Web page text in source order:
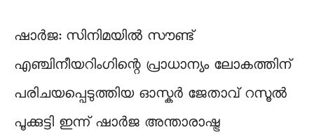
ഷാർജ: സിനിമയില്‍ സൗണ്ട്
എഞ്ചിനീയറിംഗിന്റെ പ്രാധാന്യം ലോകത്തിന്
പരിചയപ്പെടുത്തിയ ഓസ്കർ ജേതാവ് റസൂല്‍
പൂക്കുട്ടി ഇന്ന് ഷാർജ അന്താരാഷ്ട്ര